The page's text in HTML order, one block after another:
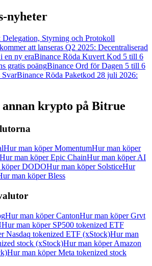
nyheter
Styrning och Protokoll
att lanseras Q2 2025: Decentraliserad
en ny eraBinance Röda Kuvert Kod 5 till 6
gratis poängBinance Ord för Dagen 5 till 6
SvarBinance Röda Paketkod 28 juli 2026:
krypto på Bitrue
Hur man köper MomentumHur man köper
Hur man köper Epic ChainHur man köper AI
köper DODOHur man köper SolsticeHur
man köper Bless
Hur man köper CantonHur man köper Grvt
Hur man köper SP500 tokenized ETF
Nasdaq tokenized ETF (xStock)Hur man
stock (xStock)Hur man köper Amazon
Hur man köper Meta tokenized stock